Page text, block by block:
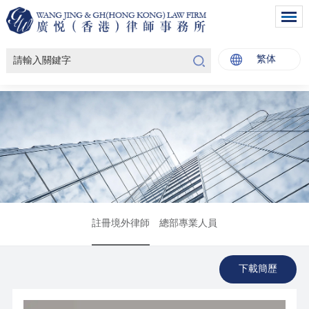
繁体
註冊境外律師 總部專業人員
下載簡歷